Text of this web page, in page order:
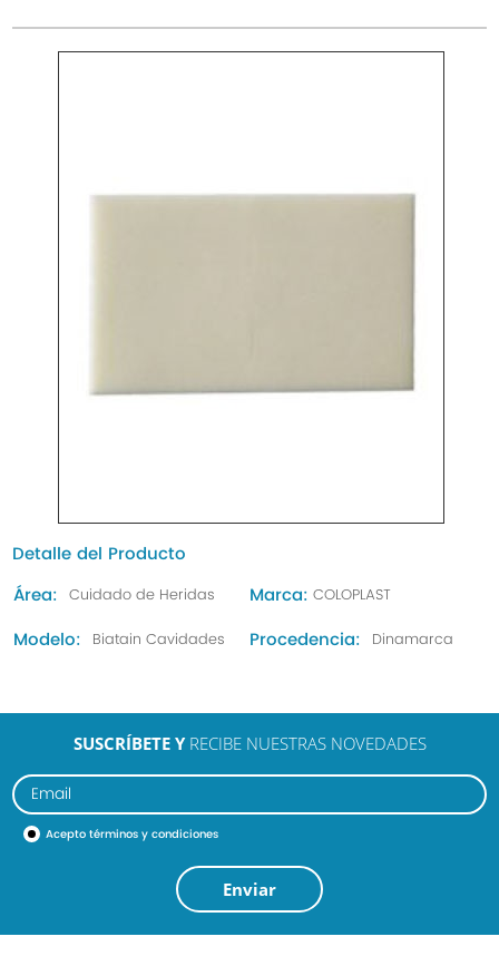
Detalle del Producto
Área: Cuidado de Heridas Marca: COLOPLAST
Modelo: Biatain Cavidades Procedencia: Dinamarca
SUSCRÍBETE YRECIBE NUESTRAS NOVEDADES
Aceptotérminos y condiciones
Enviar